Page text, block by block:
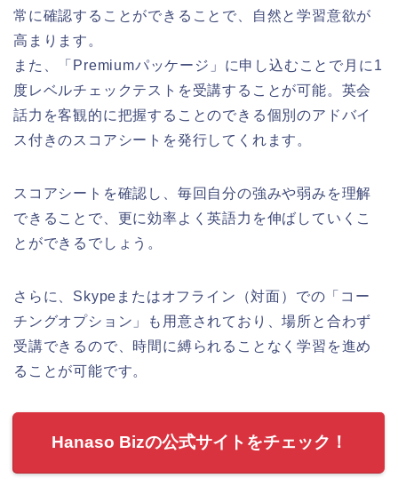
常に確認することができることで、自然と学習意欲が
高まります。
また、「Premiumパッケージ」に申し込むことで月に1
度レベルチェックテストを受講することが可能。英会
話力を客観的に把握することのできる個別のアドバイ
ス付きのスコアシートを発行してくれます。
スコアシートを確認し、毎回自分の強みや弱みを理解
できることで、更に効率よく英語力を伸ばしていくこ
とができるでしょう。
さらに、Skypeまたはオフライン（対面）での「コー
チングオプション」も用意されており、場所と合わず
受講できるので、時間に縛られることなく学習を進め
ることが可能です。
Hanaso Bizの公式サイトをチェック！